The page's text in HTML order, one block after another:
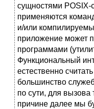
сущностями POSIX-
применяются
и/или
приложение может
программами
Функциональный
естественно
большинство
по сути, для
причине далее мы